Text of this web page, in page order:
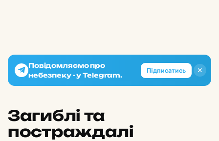
✕
Повідомляємо про
небезпеку - у Telegram.
Підписатись
Загиблі та
постраждалі